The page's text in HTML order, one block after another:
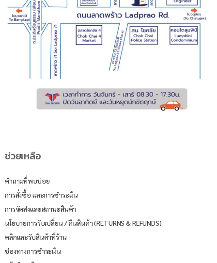
ช่วยเหลือ
คำถามที่พบบ่อย
การสั่งซื้อ และการชำระเงิน
การจัดส่งและสถานะสินค้า
นโยบายการรับเปลี่ยน / คืนสินค้า (RETURNS & REFUNDS)
คลิกและรับสินค้าที่ร้าน
ช่องทางการชำระเงิน